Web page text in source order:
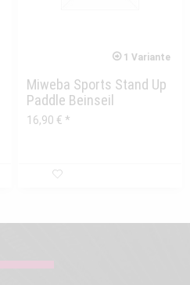
1 Variante
Miweba Sports Stand Up
Paddle Beinseil
16,90 € *